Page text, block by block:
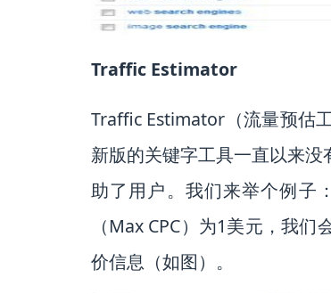
Traffic Estimator
Traffic Estimator（流量预估
新版的关键字工具一直以来
助了用户。我们来举个例子
（Max CPC）为1美元，我
价信息（如图）。